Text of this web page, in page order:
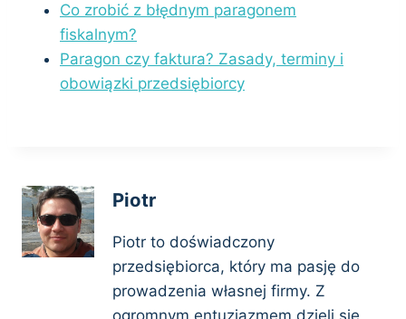
Co zrobić z błędnym paragonem
fiskalnym?
Paragon czy faktura? Zasady, terminy i
obowiązki przedsiębiorcy
Piotr
Piotr to doświadczony
przedsiębiorca, który ma pasję do
prowadzenia własnej firmy. Z
ogromnym entuzjazmem dzieli się